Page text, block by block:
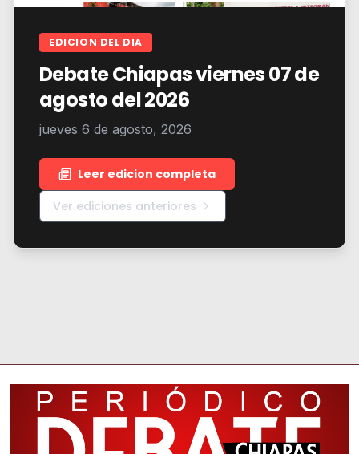
EDICION DEL DIA
Debate Chiapas viernes 07 de
agosto del 2026
jueves 6 de agosto, 2026
Leer edicion completa
Ver ediciones anteriores